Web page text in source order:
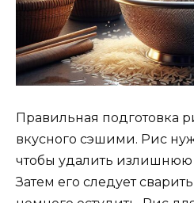
Правильная подготовка
вкусного сэшими. Рис
чтобы удалить излишнюю
Затем его следует